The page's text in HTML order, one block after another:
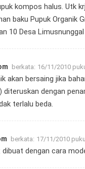
kompos halus. Utk
baku Pupuk Organik
10 Desa
berkata: 16/11/2010
akan bersaing jika
diteruskan dengan
terlalu beda.
berkata: 17/11/2010
dengan cara